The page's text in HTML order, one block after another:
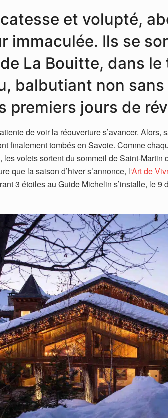
et volupté,
immaculée. Ils se
La Bouitte, dans le
balbutiant non
premiers jours de
de voir la réouverture s’avancer. Alors,
finalement tombés en Savoie. Comme
les volets sortent du sommeil de Saint-Martin
que la saison d’hiver s’annonce, l‘Art de
3 étoiles au Guide Michelin s’installe, le 9